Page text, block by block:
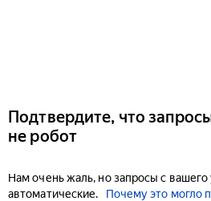
Подтвердите, что
не робот
Нам очень жаль, но запросы с
автоматические.
Почему это могло